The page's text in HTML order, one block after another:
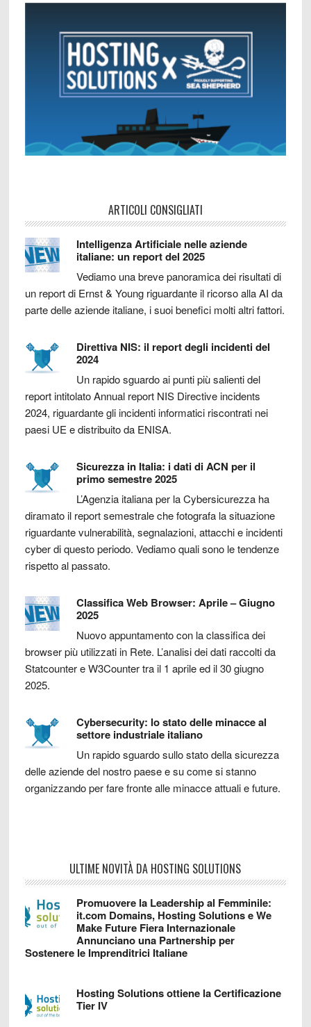
ARTICOLI CONSIGLIATI
Intelligenza Artificiale nelle aziende
italiane: un report del 2025
Vediamo una breve panoramica dei risultati di
un report di Ernst & Young riguardante il ricorso alla AI da
parte delle aziende italiane, i suoi benefici molti altri fattori.
Direttiva NIS: il report degli incidenti del
2024
Un rapido sguardo ai punti più salienti del
report intitolato Annual report NIS Directive incidents
2024, riguardante gli incidenti informatici riscontrati nei
paesi UE e distribuito da ENISA.
Sicurezza in Italia: i dati di ACN per il
primo semestre 2025
L’Agenzia italiana per la Cybersicurezza ha
diramato il report semestrale che fotografa la situazione
riguardante vulnerabilità, segnalazioni, attacchi e incidenti
cyber di questo periodo. Vediamo quali sono le tendenze
rispetto al passato.
Classifica Web Browser: Aprile – Giugno
2025
Nuovo appuntamento con la classifica dei
browser più utilizzati in Rete. L’analisi dei dati raccolti da
Statcounter e W3Counter tra il 1 aprile ed il 30 giugno
2025.
Cybersecurity: lo stato delle minacce al
settore industriale italiano
Un rapido sguardo sullo stato della sicurezza
delle aziende del nostro paese e su come si stanno
organizzando per fare fronte alle minacce attuali e future.
ULTIME NOVITÀ DA HOSTING SOLUTIONS
Promuovere la Leadership al Femminile:
it.com Domains, Hosting Solutions e We
Make Future Fiera Internazionale
Annunciano una Partnership per
Sostenere le Imprenditrici Italiane
Hosting Solutions ottiene la Certificazione
Tier IV